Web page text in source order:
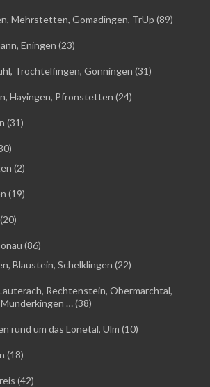
Mehrstetten, Gomadingen, TrÜp (89)
Eningen (23)
Trochtelfingen, Gönningen (31)
Hayingen, Pfronstetten (24)
(31)
(2)
(19)
(86)
Blaustein, Schelklingen (22)
Rechtenstein, Obermarchtal,
… (38)
rund um das Lonetal, Ulm (10)
(18)
(42)